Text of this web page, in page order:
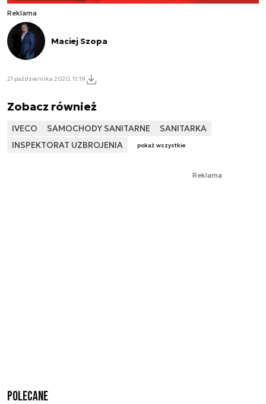
Reklama
Maciej Szopa
21 października 2020, 11:19
Zobacz również
IVECO SAMOCHODY SANITARNE
SANITARKA
INSPEKTORAT UZBROJENIA
pokaż wszystkie
Reklama
Polecane